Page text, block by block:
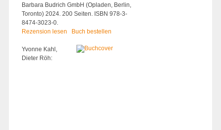
Barbara Budrich GmbH (Opladen, Berlin,
Toronto) 2024. 200 Seiten. ISBN 978-3-
8474-3023-0.
Rezension lesen
Buch bestellen
Yvonne Kahl,
Dieter Röh: